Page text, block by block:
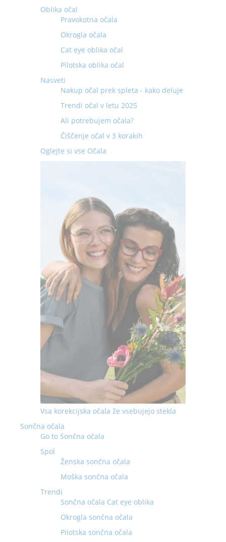
Oblika očal
Pravokotna očala
Okrogla očala
Cat eye oblika očal
Pilotska oblika očal
Nasveti
Nakup očal prek spleta - kako deluje
Trendi očal v letu 2025
Ali potrebujem očala?
Čiščenje očal v 3 korakih
Oglejte si vse Očala
Vsa korekcijska očala že vsebujejo stekla
Sončna očala
Go to Sončna očala
Spol
Ženska sončna očala
Moška sončna očala
Trendi
Sončna očala Cat eye oblika
Okrogla sončna očala
Pilotska sončna očala